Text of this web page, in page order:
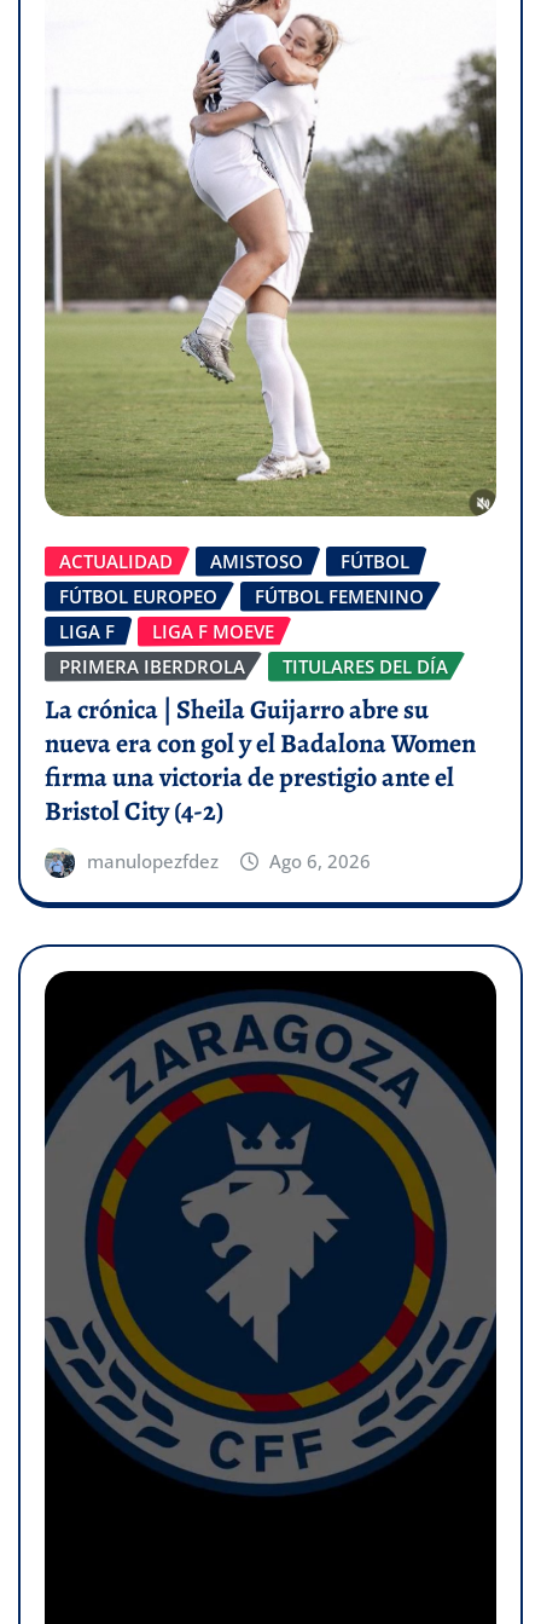
ACTUALIDAD AMISTOSO
FÚTBOL
FÚTBOL EUROPEO
FÚTBOL FEMENINO
LIGA F
LIGA F MOEVE
PRIMERA IBERDROLA
TITULARES DEL DÍA
La crónica | Sheila Guijarro abre su
nueva era con gol y el Badalona Women
firma una victoria de prestigio ante el
Bristol City (4-2)
manulopezfdez Ago 6, 2026